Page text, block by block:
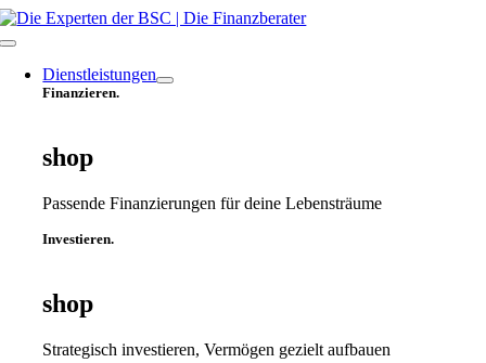
Zum
Inhalt
Toggle
NavigationDienstleistungen
Finanzieren.
shop
Passende Finanzierungen für deine Lebensträume
Investieren.
shop
Strategisch investieren, Vermögen gezielt aufbauen